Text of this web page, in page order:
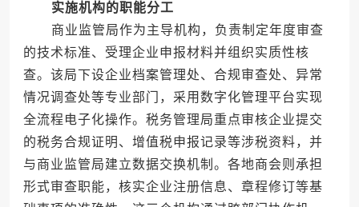
实施机构的职能分工
商业监管局作为主导机构，负责制定年度审查
的技术标准、受理企业申报材料并组织实质性核
查。该局下设企业档案管理处、合规审查处、异常
情况调查处等专业部门，采用数字化管理平台实现
全流程电子化操作。税务管理局重点审核企业提交
的税务合规证明、增值税申报记录等涉税资料，并
与商业监管局建立数据交换机制。各地商会则承担
形式审查职能，核实企业注册信息、章程修订等基